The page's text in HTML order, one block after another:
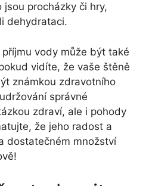
jsou procházky či hry,
dehydrataci.
vody může být také
vidíte, že vaše štěně
známkou zdravotního
správné
zdraví, ale i pohody
že jeho radost a
dostatečném množství